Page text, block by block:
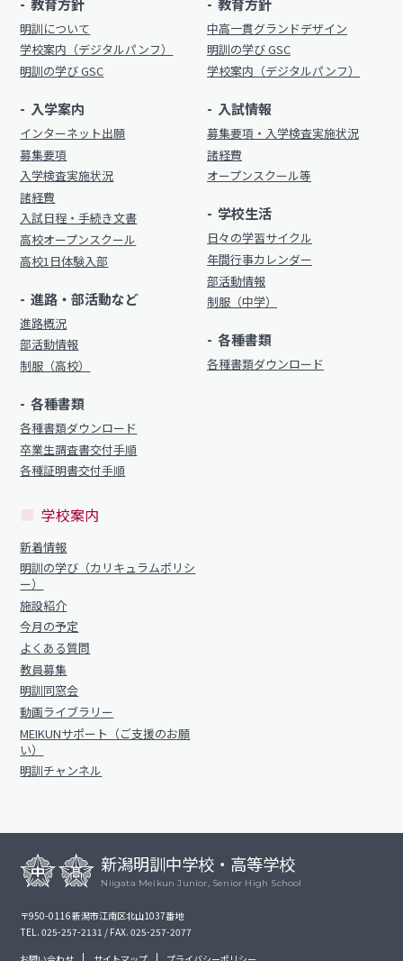
施設紹介
今月の予定
よくある質問
教員募集
明訓同窓会
MEIKUNサポート（ご支援のお願い）
お問い合わせ サイトマップ
学校案内
新着情報
明訓の学び（カリキュラムポリシー）
今月の予定
よくある質問
教員募集
明訓同窓会
動画ライブラリー
MEIKUNサポート（ご支援のお願い）
明訓チャンネル
明訓について
学校案内（デジタルパンフ）
明訓の学び GSC
入学案内
インターネット出願
募集要項
入学検査実施状況
諸経費
入試日程・手続き文書
高校オープンスクール
高校1日体験入部
進路・部活動など
進路概況
部活動情報
制服（高校）
各種書類
各種書類ダウンロード
卒業生調査書交付手順
各種証明書交付手順
中高一貫グランドデザイン
明訓の学び GSC
学校案内（デジタルパンフ）
入試情報
募集要項・入学検査実施状況
諸経費
オープンスクール等
学校生活
日々の学習サイクル
年間行事カレンダー
部活動情報
制服（中学）
各種書類
各種書類ダウンロード
学校案内
新着情報
明訓の学び（カリキュラムポリシ
ー）
施設紹介
今月の予定
よくある質問
教員募集
明訓同窓会
動画ライブラリー
MEIKUNサポート（ご支援のお願
い）
明訓チャンネル
新潟明訓中学校・高等学校
Niigata Meikun Junior, Senior High School
〒950-0116 新潟市江南区北山1037番地
TEL. 025-257-2131 / FAX. 025-257-2077